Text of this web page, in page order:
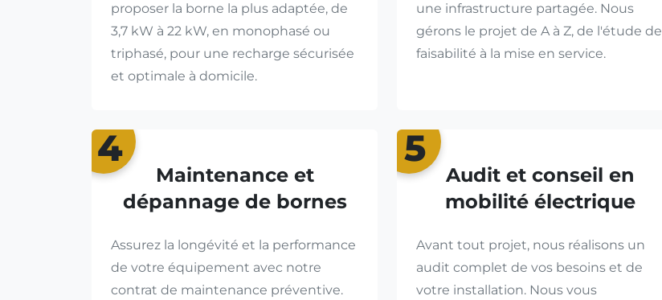
proposer la borne la plus adaptée, de
3,7 kW à 22 kW, en monophasé ou
triphasé, pour une recharge sécurisée
et optimale à domicile.
une infrastructure partagée. Nous
gérons le projet de A à Z, de l'étude de
faisabilité à la mise en service.
4
Maintenance et
dépannage de bornes
Assurez la longévité et la performance
de votre équipement avec notre
contrat de maintenance préventive.
5
Audit et conseil en
mobilité électrique
Avant tout projet, nous réalisons un
audit complet de vos besoins et de
votre installation. Nous vous